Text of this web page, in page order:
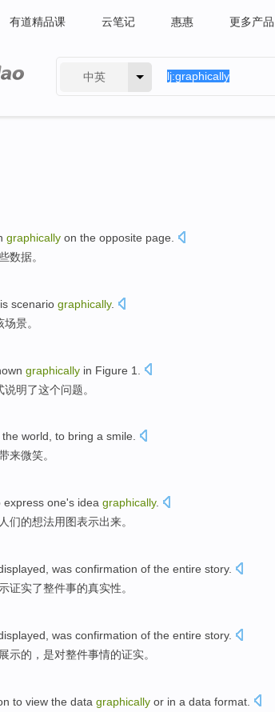
有道精品课 云笔记 惠惠 更多产品
中英
graphically on the opposite page
数据。
scenario graphically.
场景。
graphically in Figure 1
说明了这个问题。
the world, to bring a smile.
来微笑。
express one's idea graphically.
人们的想法用图表示出来。
, was confirmation of the entire story.
证实了整件事的真实性。
was confirmation of the entire story.
展示的 ， 是对整件事情的证实。
to view the data graphically or in a data format